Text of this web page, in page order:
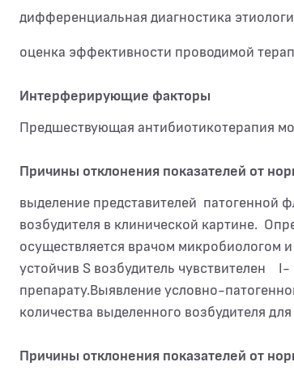
дифференциальная диагностика
оценка эффективности проводимой
Интерферирующие факторы
Предшествующая антибиотикотерапия
Причины отклонения показателей от
выделение представителей патогенной
возбудителя в клинической картине.
осуществляется врачом микробиологом
устойчив S возбудитель чувствителен
препарату.Выявление условно-
количества выделенного возбудителя
Причины отклонения показателей от